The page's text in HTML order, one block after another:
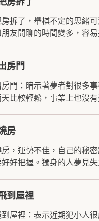
拆了，舉棋不定的思緒
友閒聊的時間變多，容
房門
門：暗示著夢者對很多
比較輕鬆，事業上也沒
房
，運勢不佳，自己的秘
好把握。獨身的人夢見
到屋裡
屋裡：表示近期犯小人